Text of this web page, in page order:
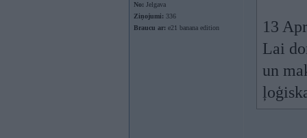
No: Jelgava
Ziņojumi: 336
Braucu ar: e21 banana edition
13
Lai
un